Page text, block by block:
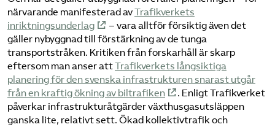
närvarande manifesterad avTrafikverkets
inriktningsunderlag
– vara alltför försiktig även det
gäller nybyggnad till förstärkning av de tunga
transportstråken. Kritiken från forskarhåll är skarp
eftersom man anser attTrafikverkets långsiktiga
planering för den svenska infrastrukturen snarast utgår
från en kraftig ökning av biltrafiken
. Enligt Trafikverket
påverkar infrastrukturåtgärder växthusgasutsläppen
ganska lite, relativt sett. Ökad kollektivtrafik och